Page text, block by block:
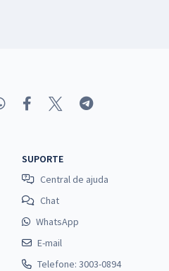
SUPORTE
Central de ajuda
Chat
WhatsApp
E-mail
Telefone: 3003-0894